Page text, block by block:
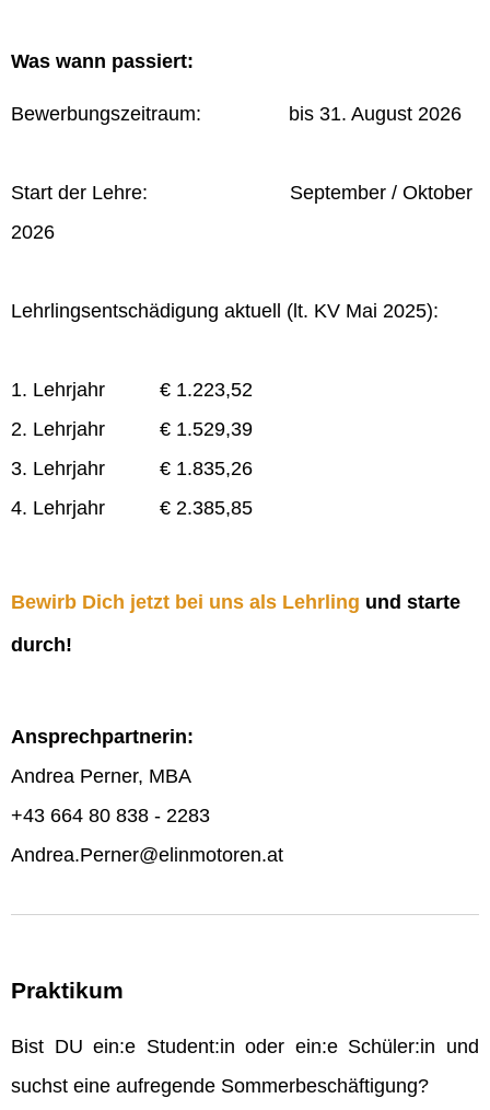
Was wann passiert:
Bewerbungszeitraum: bis 31. August 2026
Start der Lehre: September / Oktober
2026
Lehrlingsentschädigung aktuell (lt. KV Mai 2025):
1. Lehrjahr € 1.223,52
2. Lehrjahr € 1.529,39
3. Lehrjahr € 1.835,26
4. Lehrjahr € 2.385,85
Bewirb Dich jetzt bei uns als Lehrling und starte
durch!
Ansprechpartnerin:
Andrea Perner, MBA
+43 664 80 838 - 2283
Andrea.Perner@elinmotoren.at
Praktikum
Bist DU ein:e Student:in oder ein:e Schüler:in und
suchst eine aufregende Sommerbeschäftigung?